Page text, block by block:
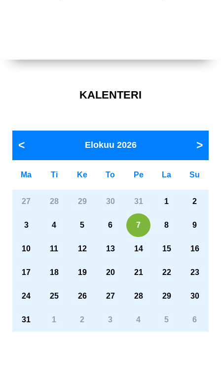
KALENTERI
Elokuu 2026
Ma Ti Ke To Pe La Su
27 28 29 30 31 1 2
3 4 5 6 7 8 9
10 11 12 13 14 15 16
17 18 19 20 21 22 23
24 25 26 27 28 29 30
31 1 2 3 4 5 6